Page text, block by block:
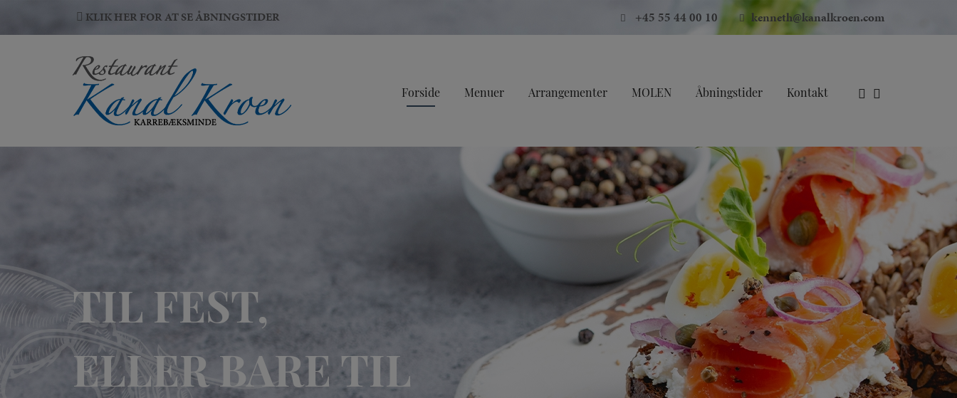
til
KLIK HER FOR AT SE ÅBNINGSTIDER kenneth@kanalkroen.com
+45 55 44 00 10
Forside Menuer Arrangementer MOLEN Åbningstider Kontakt
TIL FEST,
ELLER BARE TIL